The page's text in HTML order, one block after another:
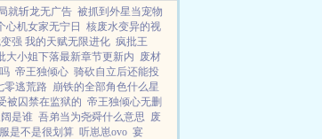
就斩龙无广告 被抓到外星当宠物
心机女家无宁日
核废水变异的视
强 我的天赋无限进化 疯批王
大小姐下落最新章节更新内 废材
帝王独倾心 骑砍自立后还能投
零逃荒路 崩铁的全部角色什么星
被囚禁在监狱的 帝王独倾心无删
是谁 吾弟当为尧舜什么意思 废
是不是很划算 听崽崽ovo 宴